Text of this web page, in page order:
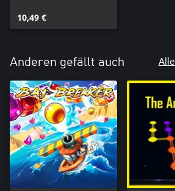
10,49 €
Anderen gefällt auch